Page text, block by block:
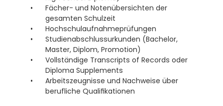
Fächer- und Notenübersichten der
gesamten Schulzeit
Hochschulaufnahmeprüfungen
Studienabschlussurkunden (Bachelor,
Master, Diplom, Promotion)
Vollständige Transcripts of Records oder
Diploma Supplements
Arbeitszeugnisse und Nachweise über
berufliche Qualifikationen